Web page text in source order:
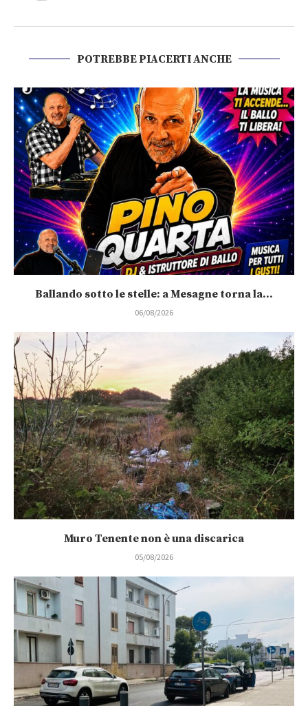
POTREBBE PIACERTI ANCHE
Ballando sotto le stelle: a Mesagne torna la...
06/08/2026
Muro Tenente non è una discarica
05/08/2026